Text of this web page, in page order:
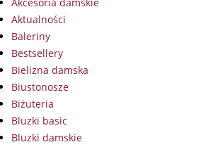
Aktualności
Baleriny
Bestsellery
Bielizna damska
Biustonosze
Biżuteria
Bluzki basic
Bluzki damskie